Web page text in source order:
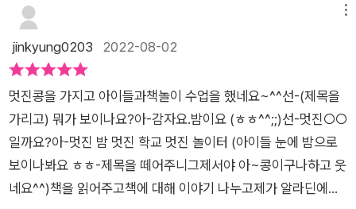
이에요.넘어진 친구가 일어설 수 있도록손을 내밀었거든요.진짜
'멋진' 콩이 되었어요.​레이 콩, 위대한 콩츠비, 프랑콩슈타인 등의
그림 속에 숨어있는 깨알 재미를 보다 보면진짜 '멋진' 콩이 되는
비결을 발견할 수 있을거에요.​아이와 함께 '진정한 멋'에 대해이
야기 나눌 수 있는 책멋진 콩추천합니다!출판사로부터 도서만을
지원받아주관적으로 작성한 후기입니다.
거들먹거리며 다니고으스대며 걸었지.[중략..끝]진정한 멋짐은
외모가 아닌 내면에서 나온다는걸 친숙한 캐릭터로 잘 표현하고
있더라구요멋진콩 캐릭터가 귀여운지 표지만봐도 읽고 싶다 아
을 갖을수 있는데 길을 안내해주는 책 같았습니다.학창시절 유난
히 친절하고 아이들에게 인기 많은 친구들이 있잖아요.저희때도
학교에서 인기 많으면 참 기분 좋고 했는데저희 아이들도 지금 같
은 마음 이겠죠?조리 존의 책은 늘 기대하게 되는 매력이 있는 것
같아요.활발하게 신작이 자주 나와서 넘 좋네요^^내면의 멋짐을
jinkyung0203 2022-08-02
멋진콩을 가지고 아이들과책놀이 수업을 했네요~^^선-(제목을
가리고) 뭐가 보이나요?아-감자요.밤이요 (ㅎㅎ^^;;)선-멋진○○
일까요?아-멋진 밤 멋진 학교 멋진 놀이터 (아이들 눈에 밤으로
보이나봐요 ㅎㅎ-제목을 떼어주니그제서야 아~콩이구나하고 웃
네요^^)책을 읽어주고책에 대해 이야기 나누고제가 알라딘에서